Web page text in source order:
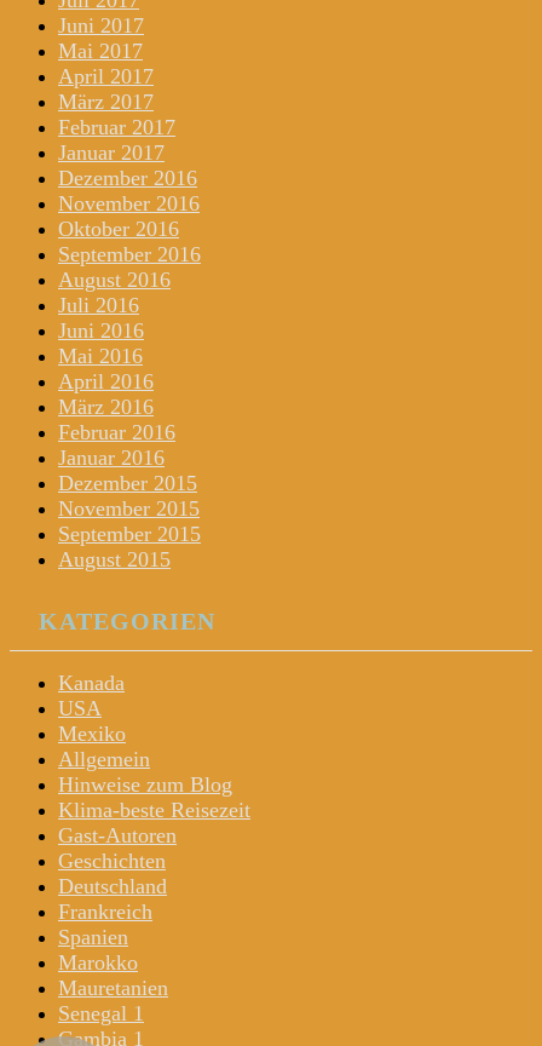
Juni 2017
Mai 2017
April 2017
März 2017
Februar 2017
Januar 2017
Dezember 2016
November 2016
Oktober 2016
September 2016
August 2016
Juli 2016
Juni 2016
Mai 2016
April 2016
März 2016
Februar 2016
Januar 2016
Dezember 2015
November 2015
September 2015
August 2015
KATEGORIEN
Kanada
USA
Mexiko
Allgemein
Hinweise zum Blog
Klima-beste Reisezeit
Gast-Autoren
Geschichten
Deutschland
Frankreich
Spanien
Marokko
Mauretanien
Senegal 1
Gambia 1